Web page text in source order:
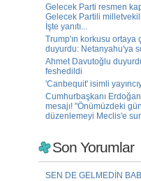
Gelecek Parti resmen
Gelecek Partili
İşte yanıtı...
Trump'ın korkusu ortaya
duyurdu: Netanyahu'ya
Ahmet Davutoğlu
feshedildi
'Canbequit' isimli
Cumhurbaşkanı
mesajı! "Önümüzdeki
düzenlemeyi Meclis'e
Son Yorumlar
SEN DE GELMEDİN